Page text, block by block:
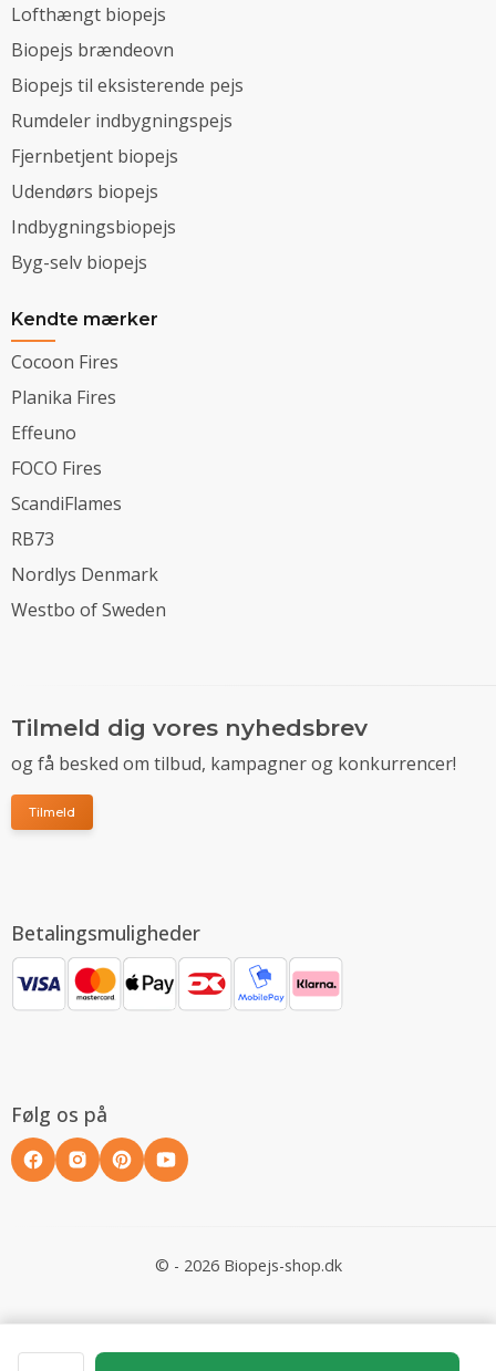
Lofthængt biopejs
Biopejs brændeovn
Biopejs til eksisterende pejs
Rumdeler indbygningspejs
Fjernbetjent biopejs
Udendørs biopejs
Indbygningsbiopejs
Byg-selv biopejs
Kendte mærker
Cocoon Fires
Planika Fires
Effeuno
FOCO Fires
ScandiFlames
RB73
Nordlys Denmark
Westbo of Sweden
Tilmeld dig vores nyhedsbrev
og få besked om tilbud, kampagner og konkurrencer!
Tilmeld
Betalingsmuligheder
Følg os på
© - 2026 Biopejs-shop.dk